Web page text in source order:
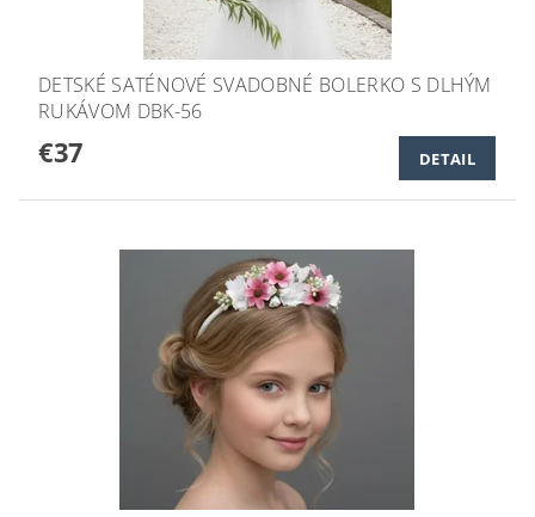
DETSKÉ SATÉNOVÉ SVADOBNÉ BOLERKO S DLHÝM
RUKÁVOM DBK-56
€37 DETAIL